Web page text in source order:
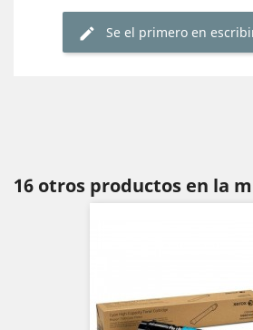
Se el primero en
16 otros productos en la